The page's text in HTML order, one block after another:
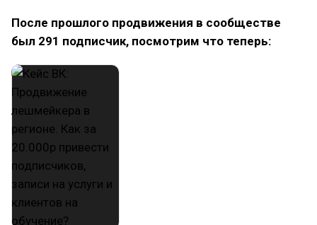
После прошлого продвижения в сообществе
был 291 подписчик, посмотрим что теперь: